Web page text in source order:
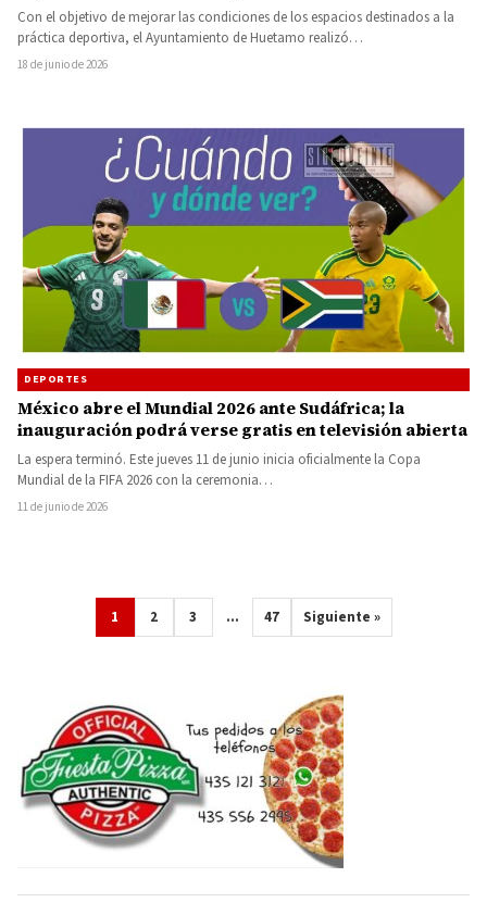
Con el objetivo de mejorar las condiciones de los espacios destinados a la
práctica deportiva, el Ayuntamiento de Huetamo realizó…
18 de junio de 2026
DEPORTES
México abre el Mundial 2026 ante Sudáfrica; la
inauguración podrá verse gratis en televisión abierta
La espera terminó. Este jueves 11 de junio inicia oficialmente la Copa
Mundial de la FIFA 2026 con la ceremonia…
11 de junio de 2026
1 2 3 … 47 Siguiente »